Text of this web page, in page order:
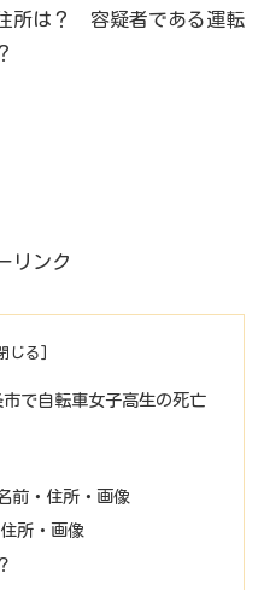
所は？ 容疑者である運転
リンク
で自転車女子高生の死亡
前・住所・画像
所・画像